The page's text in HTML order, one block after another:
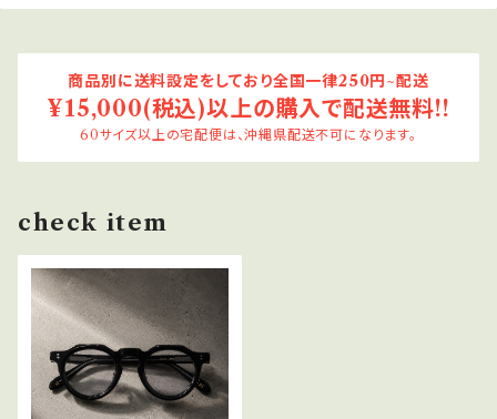
商品別に送料設定をしており全国一律250円~配送
¥15,000(税込)以上の購入で配送無料!!
60サイズ以上の宅配便は、沖縄県配送不可になります。
check item